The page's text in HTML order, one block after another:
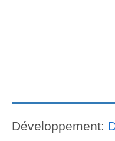
Développement: